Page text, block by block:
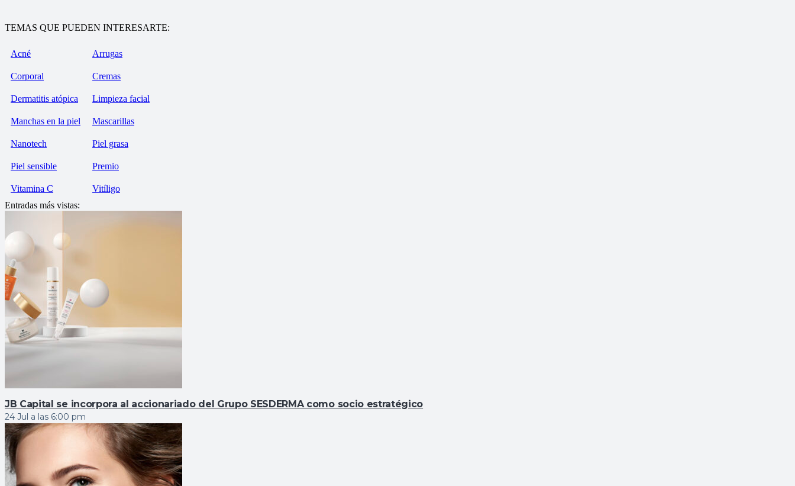
TEMAS QUE PUEDEN INTERESARTE:
Acné Arrugas
Corporal Cremas
Dermatitis atópica Limpieza facial
Manchas en la piel Mascarillas
Nanotech Piel grasa
Piel sensible Premio
Vitamina C
Vitíligo
Entradas más vistas:
JB Capital se incorpora al accionariado del Grupo SESDERMA como socio estratégico
24 Jul a las 6:00 pm